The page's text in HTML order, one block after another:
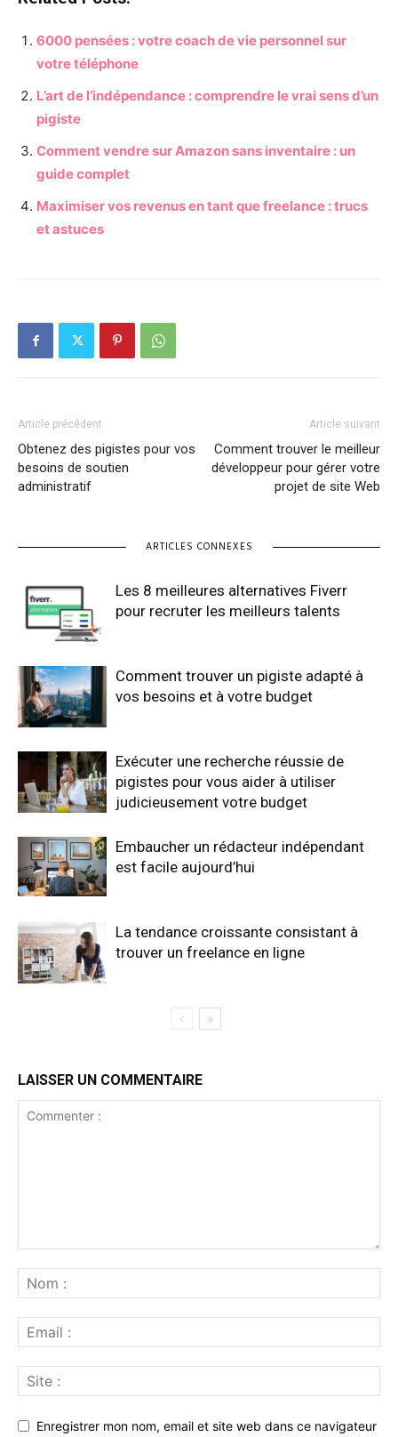
6000 pensées : votre coach de vie personnel sur
votre téléphone
L’art de l’indépendance : comprendre le vrai sens d’un
pigiste
Comment vendre sur Amazon sans inventaire : un
guide complet
Maximiser vos revenus en tant que freelance : trucs
et astuces
Article précédent
Obtenez des pigistes pour vos
besoins de soutien
administratif
Article suivant
Comment trouver le meilleur
développeur pour gérer votre
projet de site Web
ARTICLES CONNEXES
Les 8 meilleures alternatives Fiverr
pour recruter les meilleurs talents
Comment trouver un pigiste adapté à
vos besoins et à votre budget
Exécuter une recherche réussie de
pigistes pour vous aider à utiliser
judicieusement votre budget
Embaucher un rédacteur indépendant
est facile aujourd’hui
La tendance croissante consistant à
trouver un freelance en ligne
LAISSER UN COMMENTAIRE
Enregistrer mon nom, email et site web dans ce navigateur